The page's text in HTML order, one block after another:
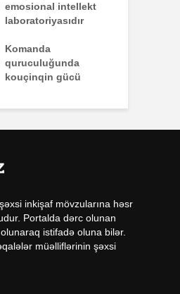
emosional intellekt
laboratoriyasıdır
Komanda
quruculuğunda
kouçinqin gücü
inkişaf mövzularına həsr
Portalda dərc olunan
istifadə oluna bilər.
müəlliflərinin şəxsi